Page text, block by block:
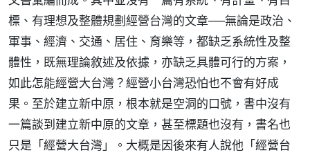
標、有理想及整體規劃經營台灣的文章──無論是政治、
軍事、經濟、交通、居住、育樂等，都缺乏系統性及整
體性，既無理論敘述及依據，亦缺乏具體可行的方案，
如此怎能經營大台灣？經營小台灣恐怕也不會有好成
果。至於建立新中原，根本就是空洞的口號，書中沒有
一篇談到建立新中原的文章，甚至標題也沒有，書名也
只是「經營大台灣」。大概是因後來有人說他「經營台